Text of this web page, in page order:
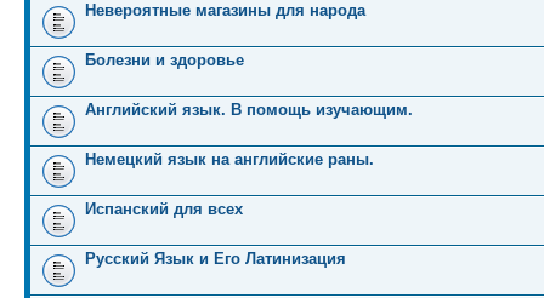
Невероятные магазины для народа
Болезни и здоровье
Английский язык. В помощь изучающим.
Немецкий язык на английские раны.
Испанский для всех
Русский Язык и Его Латинизация